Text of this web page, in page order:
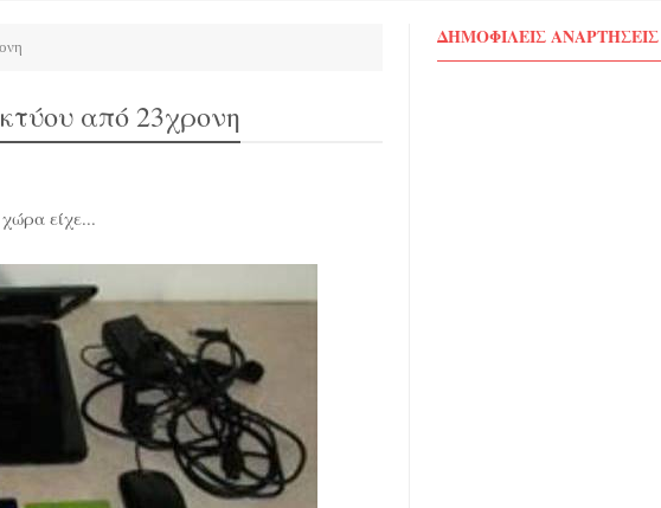
από 23χρονη
είχε...
ΔΗΜΟΦΙΛΕΙΣ ΑΝΑΡΤΗΣΕΙΣ